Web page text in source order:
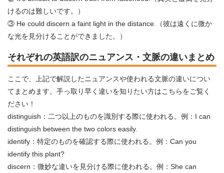
けるのは難しいです。）
③ He could discern a faint light in the distance.（彼は遠くに微か
な光を見分けることができました。）
それぞれの英語訳のニュアンス・文脈の違いまとめ
ここで、上記で解説したニュアンスや使われる文脈の違いについ
てまとめます。手っ取り早く違いを知りたい方はこちらをご覧く
ださい！
distinguish：二つ以上のものを識別する際に使われる。例：I can
distinguish between the two colors easily.
identify：特定のものを確認する際に使われる。例：Can you
identify this plant?
discern：微妙な違いを見分ける際に使われる。例：She can